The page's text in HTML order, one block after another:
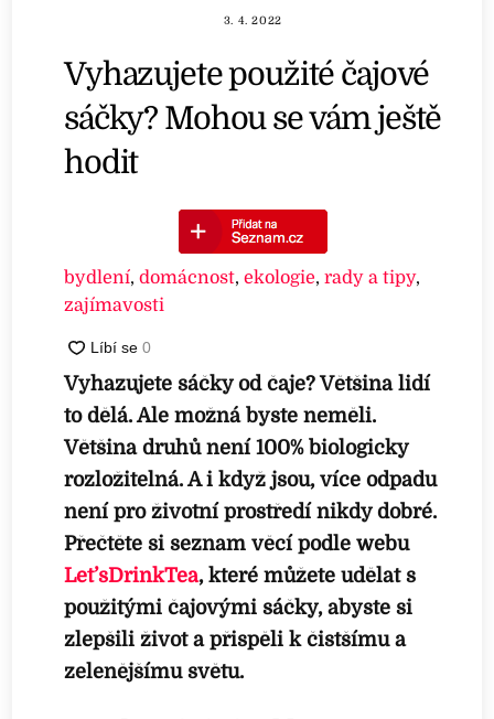
3. 4. 2022
Vyhazujete použité čajové
sáčky? Mohou se vám ještě
hodit
bydlení,domácnost,ekologie,rady a tipy,
zajímavosti
Vyhazujete sáčky od čaje? Většina lidí
to dělá. Ale možná byste neměli.
Většina druhů není 100% biologicky
rozložitelná. A i když jsou, více odpadu
není pro životní prostředí nikdy dobré.
Přečtěte si seznam věcí podle webu
Let’sDrinkTea, které můžete udělat s
použitými čajovými sáčky, abyste si
zlepšili život a přispěli k čistšímu a
zelenějšímu světu.